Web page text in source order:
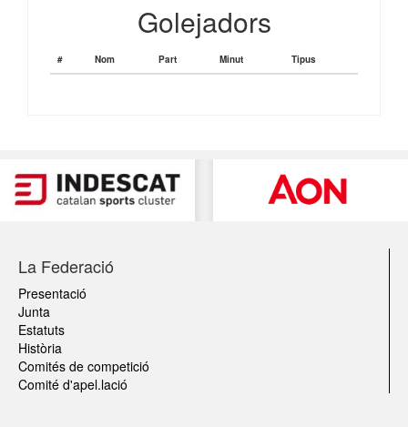
Golejadors
# Nom Part Minut Tipus
La Federació
Presentació
Junta
Estatuts
Història
Comités de competició
Comité d'apel.lació